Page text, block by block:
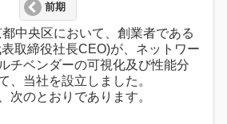
前期
中央区において、創業者である
取締役社長CEO)が、ネットワー
チベンダーの可視化及び性能分
、当社を設立しました。
次のとおりであります。